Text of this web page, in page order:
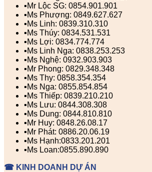
▪️Mr Lộc SG: 0854.901.901
▪️Ms Phượng: 0849.627.627
▪️Ms Linh: 0839.310.310
▪️Ms Thúy: 0834.531.531
▪️Ms Lợi: 0834.774.774
▪️Ms Linh Nga: 0838.253.253
▪️Ms Nghệ: 0932.903.903
▪️Mr Phong: 0829.348.348
▪️Ms Thy: 0858.354.354
▪️Ms Nga: 0855.854.854
▪️Ms Thiếp: 0839.210.210
▪️Ms Lưu: 0844.308.308
▪️Ms Dung: 0844.810.810
▪️Mr Huy: 0848.26.08.17
▪️Mr Phát: 0886.20.06.19
▪️Ms Hạnh:0833.201.201
▪️Ms Loan:0855.890.890
☎ KINH DOANH DỰ ÁN